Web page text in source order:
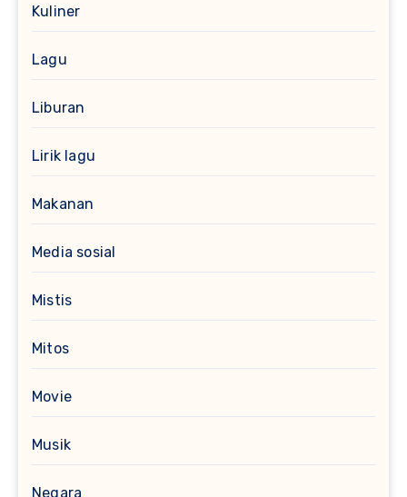
Kuliner
Lagu
Liburan
Lirik lagu
Makanan
Media sosial
Mistis
Mitos
Movie
Musik
Negara